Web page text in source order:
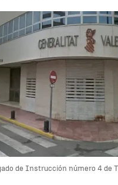
de Instrucción número 4 de